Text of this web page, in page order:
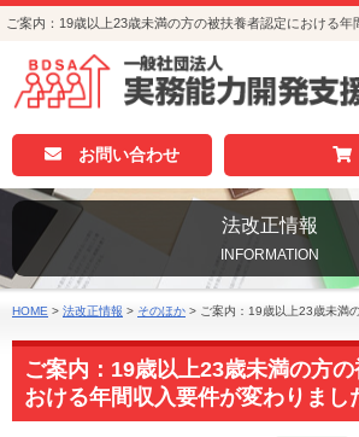
お問い合わせ
法改正情報
INFORMATION
HOME > 法改正情報 > そのほか > ご案内：19歳以上23歳未満の方の被扶養者認定に
ご案内：19歳以上23歳未満の方
おける年間収入要件が変わりまし